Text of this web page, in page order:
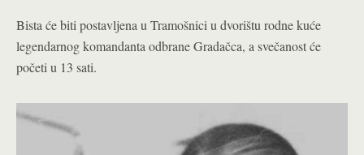
Bista će biti postavljena u Tramošnici u dvorištu rodne kuće
legendarnog komandanta odbrane Gradačca, a svečanost će
početi u 13 sati.